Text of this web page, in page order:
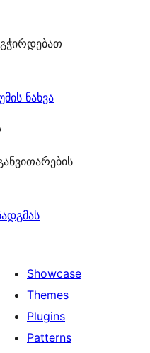
ნახვა
Showcase
Themes
Plugins
Patterns